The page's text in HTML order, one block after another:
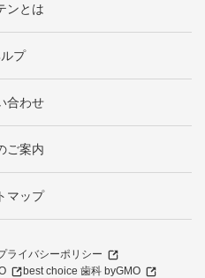
ンとは
プ
合わせ
ご案内
マップ
ライバシーポリシー
best choice 歯科 byGMO